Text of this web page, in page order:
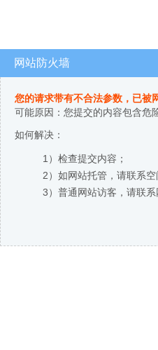
网站防火墙
您的请求带有不合法参数，已被
可能原因：您提交的内容包含危
如何解决：
1）检查提交内容；
2）如网站托管，请联系空
3）普通网站访客，请联系